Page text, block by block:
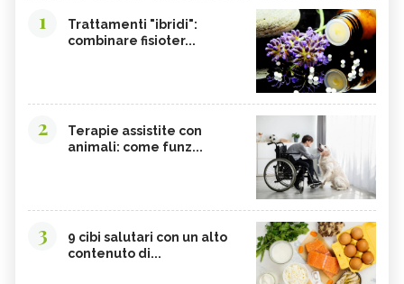
1
Trattamenti "ibridi":
combinare fisioter...
2
Terapie assistite con
animali: come funz...
3
9 cibi salutari con un alto
contenuto di...